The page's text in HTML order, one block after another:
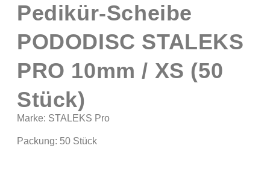
Pedikür-Scheibe
PODODISC STALEKS
PRO 10mm / XS (50
Stück)
Marke: STALEKS Pro
Packung: 50 Stück